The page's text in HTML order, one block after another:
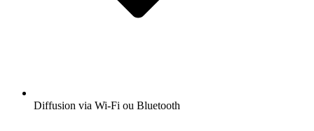
Diffusion via Wi-Fi ou Bluetooth